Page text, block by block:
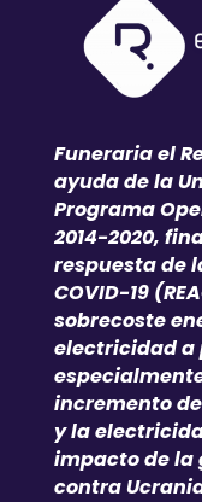
Funeraria el
ayuda de la
Programa
2014-2020,
respuesta de
COVID-19
sobrecoste
electricidad a
incremento
y la
impacto de la
contra